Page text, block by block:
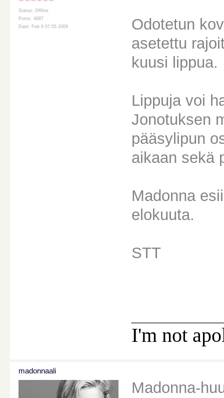
Status: Offline
Posts: 4687
Date: Feb 9 07:55 2009
Odotetun
asetettu
kuusi lippua.
Lippuja voi
Jonotuksen
pääsylipun
aikaan sekä
Madonna
elokuuta.
STT
I'm not
madonnaali
Madonna-